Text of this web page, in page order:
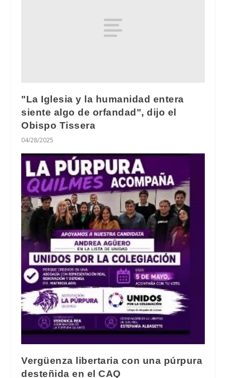
"La Iglesia y la humanidad entera
siente algo de orfandad", dijo el
Obispo Tissera
04/28/2025
Vergüenza libertaria con una púrpura
desteñida en el CAQ